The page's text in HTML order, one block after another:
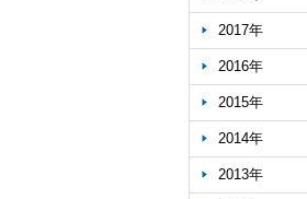
2017年
2016年
2015年
2014年
2013年